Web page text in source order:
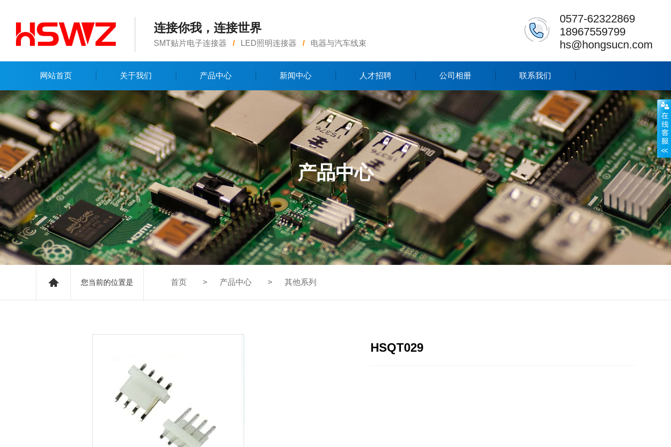
连接你我，连接世界
SMT贴片电子连接器 / LED照明连接器 / 电器与汽车线束
0577-62322869
18967559799
hs@hongsucn.com
网站首页 关于我们 产品中心 新闻中心 人才招聘 公司相册 联系我们
产品中心
您当前的位置是 首页 > 产品中心 > 其他系列
HSQT029